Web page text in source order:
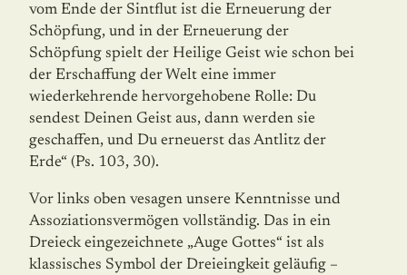
vom Ende der Sintflut ist die Erneuerung der
Schöpfung, und in der Erneuerung der
Schöpfung spielt der Heilige Geist wie schon bei
der Erschaffung der Welt eine immer
wiederkehrende hervorgehobene Rolle: Du
sendest Deinen Geist aus, dann werden sie
geschaffen, und Du erneuerst das Antlitz der
Erde“ (Ps. 103, 30).
Vor links oben vesagen unsere Kenntnisse und
Assoziationsvermögen vollständig. Das in ein
Dreieck eingezeichnete „Auge Gottes“ ist als
klassisches Symbol der Dreieingkeit geläufig –